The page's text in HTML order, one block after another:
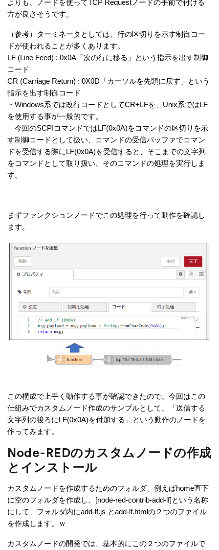
よりも、ノードを使ってTCP Requestノードの手前で付ける
方が良さそうです。
（参考）ターミネータとしては、行の区切りを示す制御コー
ドが使われることが多くあります。
LF (Line Feed) : 0x0A「次の行に移る」という指示を出す制御
コード
CR (Carriage Return) : 0X0D「カーソルを先頭に戻す」という
指示を出す制御コード
・Windows系では改行コードとしてCR+LFを、Unix系ではLF
を使用する事が一般的です。
今回のSCPIコマンドではLF(0x0A)をコマンドの区切りを示
す制御コードとして扱い、コマンドの受信バッファでコマン
ドを受信する際にLF(0x0A)を受信すると、そこまでの文字列
をコマンドとして取り扱い、そのコマンドの処理を実行しま
す。
まずファンクションノードでこの処理を行って動作を確認し
ます。
この構成で上手く動作する事が確認できたので、今回はこの
仕組みでカスタムノード作成のサンプルとして、「送信する
文字列の後ろにLF(0x0A)を付加する」という動作のノードを
作ってみます。
Node-REDのカスタムノードの作成
とインストール
カスタムノードを作成するためのフォルダ、例えばhome直下
に空のフォルダを作成し、[node-red-contrib-add-lf]という名称
にして、フォルダ内にadd-lf.js とadd-lf.htmlの２つのファイル
を作成します。ｗ
カスタムノードの開発では、基本的にこの２つのファイルで